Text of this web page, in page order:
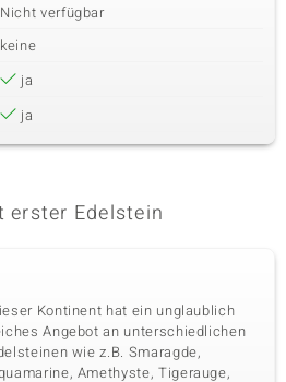
Nicht verfügbar
keine
ja
ja
erster Edelstein
Kontinent hat ein unglaublich
Angebot an unterschiedlichen
wie z.B. Smaragde,
Amethyste, Tigerauge,